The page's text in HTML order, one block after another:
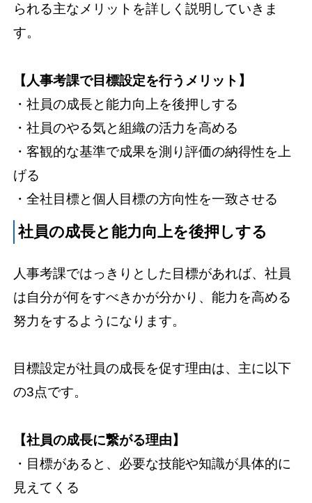
られる主なメリットを詳しく説明していきま
す。
【人事考課で目標設定を行うメリット】
・社員の成長と能力向上を後押しする
・社員のやる気と組織の活力を高める
・客観的な基準で成果を測り評価の納得性を上
げる
・全社目標と個人目標の方向性を一致させる
社員の成長と能力向上を後押しする
人事考課ではっきりとした目標があれば、社員
は自分が何をすべきかが分かり、能力を高める
努力をするようになります。
目標設定が社員の成長を促す理由は、主に以下
の3点です。
【社員の成長に繋がる理由】
・目標があると、必要な技能や知識が具体的に
見えてくる